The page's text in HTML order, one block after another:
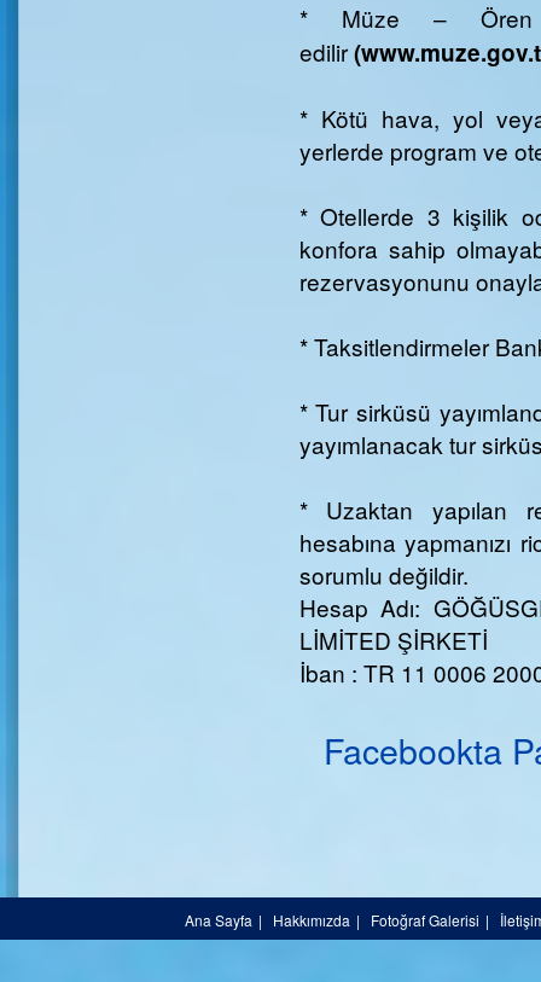
* Müze –
edilir
* Kötü hava, yol
yerlerde program ve
* Otellerde 3 kişilik
konfora sahip
rezervasyonunu
* Taksitlendirmeler
* Tur sirküsü
yayımlanacak tur
* Uzaktan yapılan
hesabına yapmanızı
sorumlu değildir.
Hesap Adı:
LİMİTED ŞİRKETİ
İban : TR 11 0006
Facebookta
Ana Sayfa | Hakkımızda | Fotoğraf Galerisi |